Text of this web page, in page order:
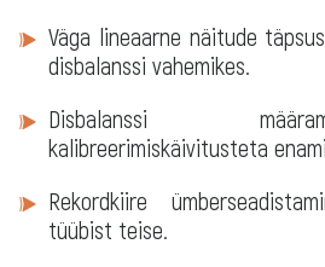
Väga lineaarne näitude
disbalanssi vahemikes.
Disbalanssi
kalibreerimiskäivitusteta
Rekordkiire
tüübist teise.